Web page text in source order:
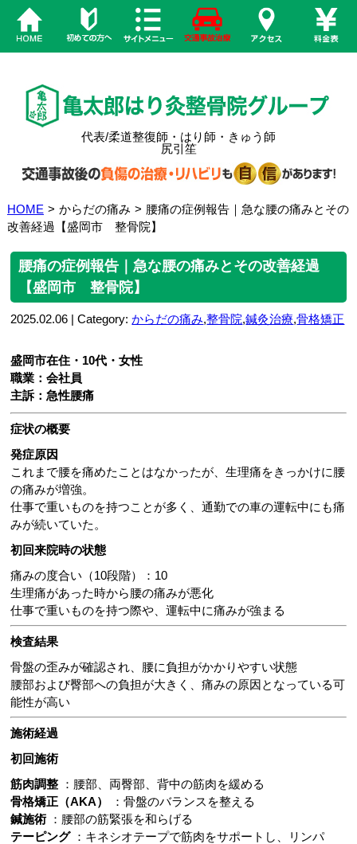
代表/柔道整復師・はり師・きゅう師
尻引笙
HOME > からだの痛み > 腰痛の症例報告｜急な腰の痛みとその
改善経過【盛岡市 整骨院】
腰痛の症例報告｜急な腰の痛みとその改善経過
【盛岡市 整骨院】
2025.02.06 | Category:からだの痛み,整骨院,鍼灸治療,骨格矯正
盛岡市在住・10代・女性
職業：会社員
主訴：急性腰痛
症状の概要
発症原因
これまで腰を痛めたことはなかったが、生理痛をきっかけに腰
の痛みが増強。
仕事で重いものを持つことが多く、通勤での車の運転中にも痛
みが続いていた。
初回来院時の状態
痛みの度合い（10段階）：10
生理痛があった時から腰の痛みが悪化
仕事で重いものを持つ際や、運転中に痛みが強まる
検査結果
骨盤の歪みが確認され、腰に負担がかかりやすい状態
腰部および臀部への負担が大きく、痛みの原因となっている可
能性が高い
施術経過
初回施術
筋肉調整 ：腰部、両臀部、背中の筋肉を緩める
骨格矯正（AKA）
：骨盤のバランスを整える
鍼施術：腰部の筋緊張を和らげる
テーピング：キネシオテープで筋肉をサポートし、リンパ